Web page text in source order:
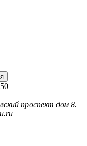
проспект дом 8.